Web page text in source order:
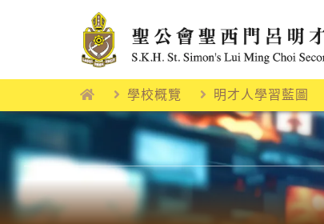
學校概覽 明才人學習藍圖